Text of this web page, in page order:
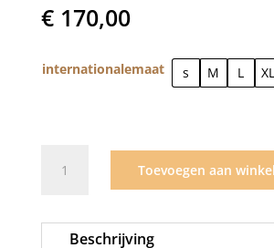
€170,00
internationalemaat s M L XL
polo
Toevoegen aan
Beschrijving